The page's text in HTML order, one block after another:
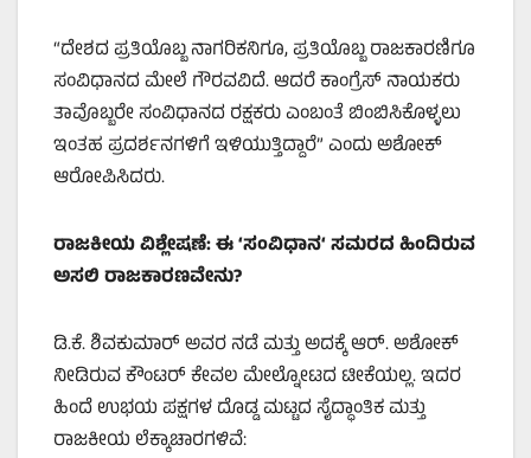
“ದೇಶದ ಪ್ರತಿಯೊಬ್ಬ ನಾಗರಿಕನಿಗೂ, ಪ್ರತಿಯೊಬ್ಬ ರಾಜಕಾರಣಿಗೂ
ಸಂವಿಧಾನದ ಮೇಲೆ ಗೌರವವಿದೆ. ಆದರೆ ಕಾಂಗ್ರೆಸ್ ನಾಯಕರು
ತಾವೊಬ್ಬರೇ ಸಂವಿಧಾನದ ರಕ್ಷಕರು ಎಂಬಂತೆ ಬಿಂಬಿಸಿಕೊಳ್ಳಲು
ಇಂತಹ ಪ್ರದರ್ಶನಗಳಿಗೆ ಇಳಿಯುತ್ತಿದ್ದಾರೆ” ಎಂದು ಅಶೋಕ್
ಆರೋಪಿಸಿದರು.
ರಾಜಕೀಯ ವಿಶ್ಲೇಷಣೆ: ಈ‘ಸಂವಿಧಾನ‘ಸಮರದ ಹಿಂದಿರುವ
ಅಸಲಿ ರಾಜಕಾರಣವೇನು?
ಡಿ.ಕೆ. ಶಿವಕುಮಾರ್ ಅವರ ನಡೆ ಮತ್ತು ಅದಕ್ಕೆ ಆರ್. ಅಶೋಕ್
ನೀಡಿರುವ ಕೌಂಟರ್ ಕೇವಲ ಮೇಲ್ನೋಟದ ಟೀಕೆಯಲ್ಲ. ಇದರ
ಹಿಂದೆ ಉಭಯ ಪಕ್ಷಗಳ ದೊಡ್ಡ ಮಟ್ಟದ ಸೈದ್ಧಾಂತಿಕ ಮತ್ತು
ರಾಜಕೀಯ ಲೆಕ್ಕಾಚಾರಗಳಿವೆ: